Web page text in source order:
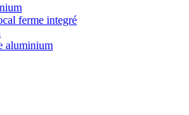
ferme integré
aluminium